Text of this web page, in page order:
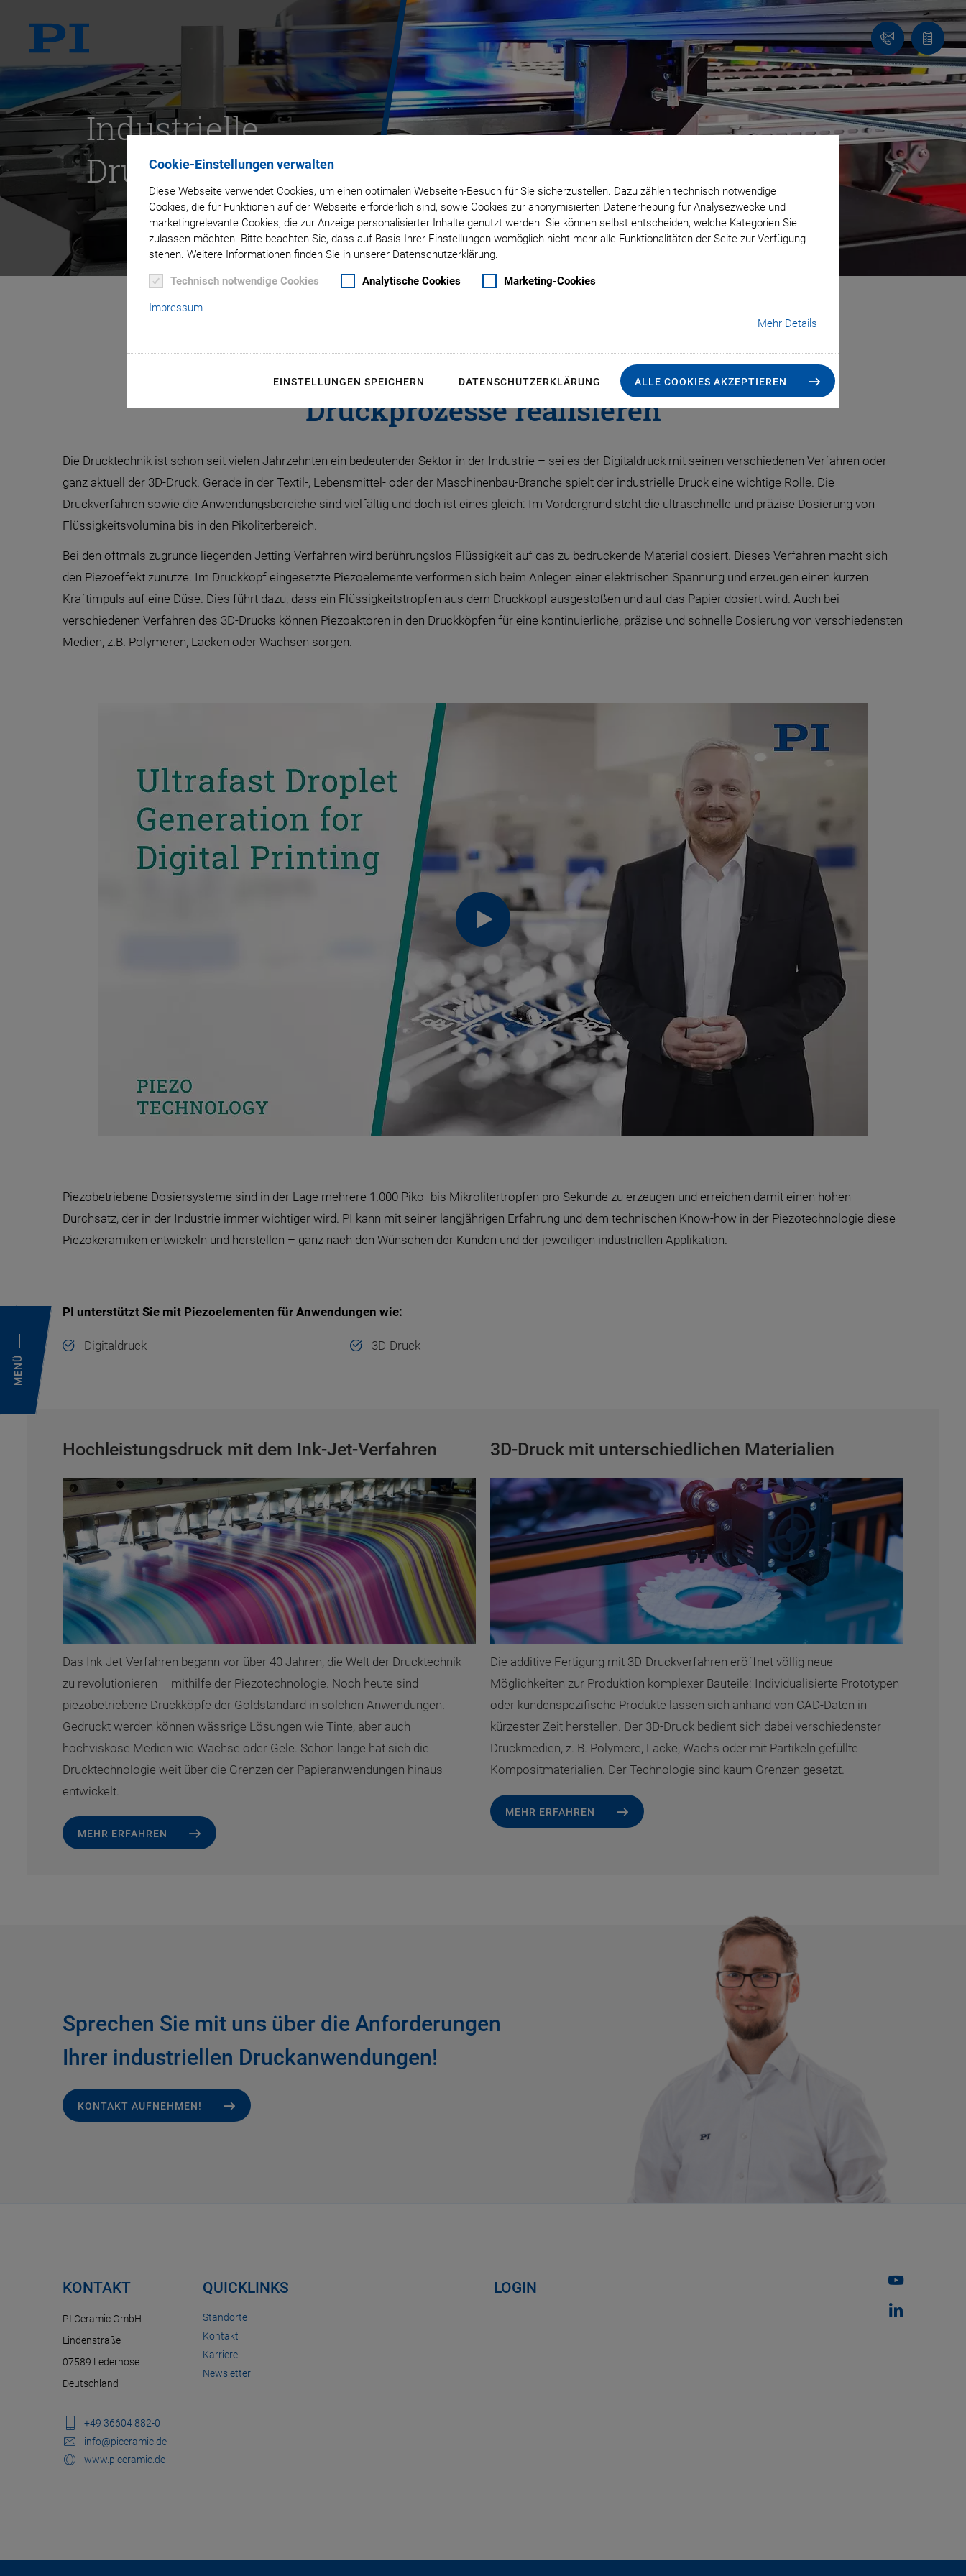
Cookie-Einstellungen verwalten
Diese Webseite verwendet Cookies, um einen optimalen Webseiten-Besuch für Sie sicherzustellen. Dazu zählen technisch notwendige
Cookies, die für Funktionen auf der Webseite erforderlich sind, sowie Cookies zur anonymisierten Datenerhebung für Analysezwecke und
marketingrelevante Cookies, die zur Anzeige personalisierter Inhalte genutzt werden. Sie können selbst entscheiden, welche Kategorien Sie
zulassen möchten. Bitte beachten Sie, dass auf Basis Ihrer Einstellungen womöglich nicht mehr alle Funktionalitäten der Seite zur Verfügung
stehen. Weitere Informationen finden Sie in unserer Datenschutzerklärung.
Technisch notwendige Cookies Analytische Cookies Marketing-Cookies
Impressum
Mehr Details
EINSTELLUNGEN SPEICHERN DATENSCHUTZERKLÄRUNG ALLE COOKIES AKZEPTIEREN
MENÜ
Kontakt
Industrielle
Drucktechnik
Mit Hilfe von Piezotechnologie individualisierte
Druckprozesse realisieren
Die Drucktechnik ist schon seit vielen Jahrzehnten ein bedeutender Sektor in der Industrie – sei es der Digitaldruck mit seinen verschiedenen Verfahren oder
ganz aktuell der 3D-Druck. Gerade in der Textil-, Lebensmittel- oder der Maschinenbau-Branche spielt der industrielle Druck eine wichtige Rolle. Die
Druckverfahren sowie die Anwendungsbereiche sind vielfältig und doch ist eines gleich: Im Vordergrund steht die ultraschnelle und präzise Dosierung von
Flüssigkeitsvolumina bis in den Pikoliterbereich.
Bei den oftmals zugrunde liegenden Jetting-Verfahren wird berührungslos Flüssigkeit auf das zu bedruckende Material dosiert. Dieses Verfahren macht sich
den Piezoeffekt zunutze. Im Druckkopf eingesetzte Piezoelemente verformen sich beim Anlegen einer elektrischen Spannung und erzeugen einen kurzen
Kraftimpuls auf eine Düse. Dies führt dazu, dass ein Flüssigkeitstropfen aus dem Druckkopf ausgestoßen und auf das Papier dosiert wird. Auch bei
verschiedenen Verfahren des 3D-Drucks können Piezoaktoren in den Druckköpfen für eine kontinuierliche, präzise und schnelle Dosierung von verschiedensten
Medien, z.B. Polymeren, Lacken oder Wachsen sorgen.
Piezobetriebene Dosiersysteme sind in der Lage mehrere 1.000 Piko- bis Mikrolitertropfen pro Sekunde zu erzeugen und erreichen damit einen hohen
Durchsatz, der in der Industrie immer wichtiger wird. PI kann mit seiner langjährigen Erfahrung und dem technischen Know-how in der Piezotechnologie diese
Piezokeramiken entwickeln und herstellen – ganz nach den Wünschen der Kunden und der jeweiligen industriellen Applikation.
PI unterstützt Sie mit Piezoelementen für Anwendungen wie:
Digitaldruck 3D-Druck
Hochleistungsdruck mit dem Ink-Jet-Verfahren
Das Ink-Jet-Verfahren begann vor über 40 Jahren, die Welt der Drucktechnik
zu revolutionieren – mithilfe der Piezotechnologie. Noch heute sind
piezobetriebene Druckköpfe der Goldstandard in solchen Anwendungen.
Gedruckt werden können wässrige Lösungen wie Tinte, aber auch
hochviskose Medien wie Wachse oder Gele. Schon lange hat sich die
Drucktechnologie weit über die Grenzen der Papieranwendungen hinaus
entwickelt.
MEHR ERFAHREN
3D-Druck mit unterschiedlichen Materialien
Die additive Fertigung mit 3D-Druckverfahren eröffnet völlig neue
Möglichkeiten zur Produktion komplexer Bauteile: Individualisierte Prototypen
oder kundenspezifische Produkte lassen sich anhand von CAD-Daten in
kürzester Zeit herstellen. Der 3D-Druck bedient sich dabei verschiedenster
Druckmedien, z. B. Polymere, Lacke, Wachs oder mit Partikeln gefüllte
Kompositmaterialien. Der Technologie sind kaum Grenzen gesetzt.
MEHR ERFAHREN
Sprechen Sie mit uns über die Anforderungen
Ihrer industriellen Druckanwendungen!
KONTAKT AUFNEHMEN!
KONTAKT
PI Ceramic GmbH
Lindenstraße
07589 Lederhose
Deutschland
+49 36604 882-0
info@piceramic.de
www.piceramic.de
QUICKLINKS
Standorte
Kontakt
Karriere
Newsletter
LOGIN